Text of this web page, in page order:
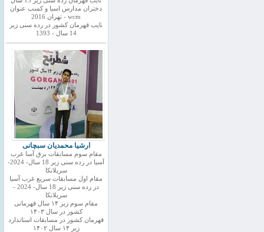
دختران مدارس اسیا و کسب عنوان
wcm - تهران 2016
نایب قهرمان کشور در رده سنی زیر
14 سال - 1393
ارشیا محمدیان سبچانی
مقام سوم مسابقات برق آسا غرب
آسیا در رده سنی زیر 18 سال- 2024-
سریلانکا
مقام اول مسابقات سریع غرب آسیا
در رده سنی زیر 18 سال- 2024 -
سریلانکا
مقام سوم زیر ۱۴ سال قهرمانی
کشور در سال ۱۴۰۳
قهرمان کشور در مسابقات استاندارد
زیر ۱۴ سال ۱۴۰۲